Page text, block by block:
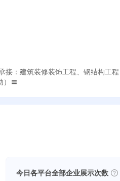
：建筑装修装饰工程、钢结构工
）〓
今日各平台全部企业展示次数